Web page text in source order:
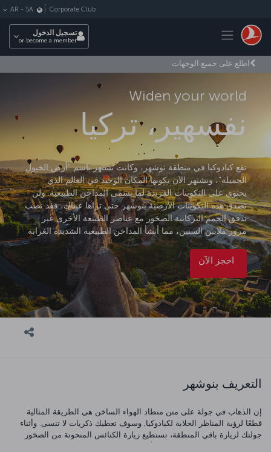
Toggle navigation
Corporate Club
AR - SA
تسجيل الدخول
or become a member
اطلع على جميع الوجهات
Widen your world
نفسهير، تركيا
تقع كبادوكيا في منطقة نوشهر، وكانت تشتهر باسم "أرض الخيول
الجميلة"، وتشتهر الآن بكونها المكان الوحيد في العالم الذي
يحتوي على التكوينات الفريدة لما يسمى المداخن الطبيعية. ولن
تصدق هذه التكوينات الأرضية بنوشهر حتى تراها عيناك، فقد نصب
تدفق الحمم البركانية الصخور مع عناصر الطبيعة الأخرى عبر
مرور ملايين السنين، مما أنشأ المداخن الطبيعية الشديدة الغرابة.
احجز الآن
التعريف بنوشهر
إن الذهاب في جولة على متن منطاد الهواء الساخن هي الطريقة المثالية
قطعًا لرؤية المناظر الخلابة لكبادوكيا, وسوف تعطيك ذكريات لا تنسى. وأثناء
جولتك لزيارة باقي المنطقة، تستطيع زيارة الكنائس المنحوتة من الصخور